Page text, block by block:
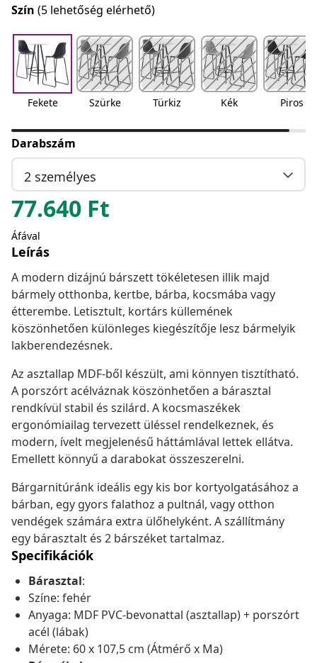
Szín (5 lehetőség elérhető)
Fekete Szürke Türkiz Kék Piros
Darabszám
2 személyes
77.640 Ft
Áfával
Leírás
A modern dizájnú bárszett tökéletesen illik majd
bármely otthonba, kertbe, bárba, kocsmába vagy
étterembe. Letisztult, kortárs küllemének
köszönhetően különleges kiegészítője lesz bármelyik
lakberendezésnek.
Az asztallap MDF-ből készült, ami könnyen tisztítható.
A porszórt acélváznak köszönhetően a bárasztal
rendkívül stabil és szilárd. A kocsmaszékek
ergonómiailag tervezett üléssel rendelkeznek, és
modern, ívelt megjelenésű háttámlával lettek ellátva.
Emellett könnyű a darabokat összeszerelni.
Bárgarnitúránk ideális egy kis bor kortyolgatásához a
bárban, egy gyors falathoz a pultnál, vagy otthon
vendégek számára extra ülőhelyként. A szállítmány
egy bárasztalt és 2 bárszéket tartalmaz.
Specifikációk
Bárasztal:
Színe: fehér
Anyaga: MDF PVC-bevonattal (asztallap) + porszórt
acél (lábak)
Mérete: 60 x 107,5 cm (Átmérő x Ma)